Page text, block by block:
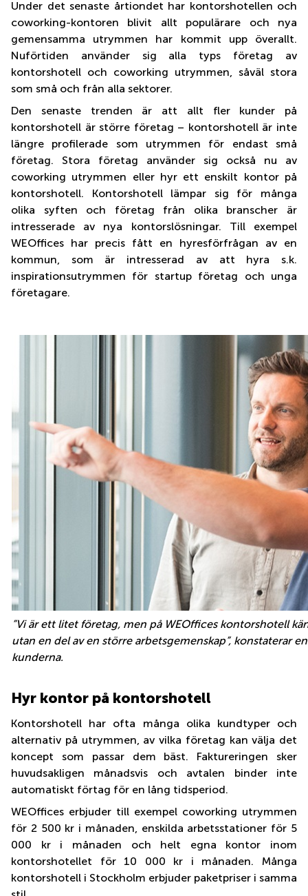
Under det senaste årtiondet har kontorshotellen och
coworking-kontoren blivit allt populärare och nya
gemensamma utrymmen har kommit upp överallt.
Nuförtiden använder sig alla typs företag av
kontorshotell och coworking utrymmen, såväl stora
som små och från alla sektorer.
Den senaste trenden är att allt fler kunder på
kontorshotell är större företag – kontorshotell är inte
längre profilerade som utrymmen för endast små
företag. Stora företag använder sig också nu av
coworking utrymmen eller hyr ett enskilt kontor på
kontorshotell. Kontorshotell lämpar sig för många
olika syften och företag från olika branscher är
intresserade av nya kontorslösningar. Till exempel
WEOffices har precis fått en hyresförfrågan av en
kommun, som är intresserad av att hyra s.k.
inspirationsutrymmen för startup företag och unga
företagare.
”Vi är ett litet företag, men på WEOffices kontorshotell
utan en del av en större arbetsgemenskap”, konstaterar
kunderna.
Hyr kontor på kontorshotell
Kontorshotell har ofta många olika kundtyper och
alternativ på utrymmen, av vilka företag kan välja det
koncept som passar dem bäst. Faktureringen sker
huvudsakligen månadsvis och avtalen binder inte
automatiskt förtag för en lång tidsperiod.
WEOffices erbjuder till exempel coworking utrymmen
för 2 500 kr i månaden, enskilda arbetsstationer för 5
000 kr i månaden och helt egna kontor inom
kontorshotellet för 10 000 kr i månaden. Många
kontorshotell i Stockholm erbjuder paketpriser i samma